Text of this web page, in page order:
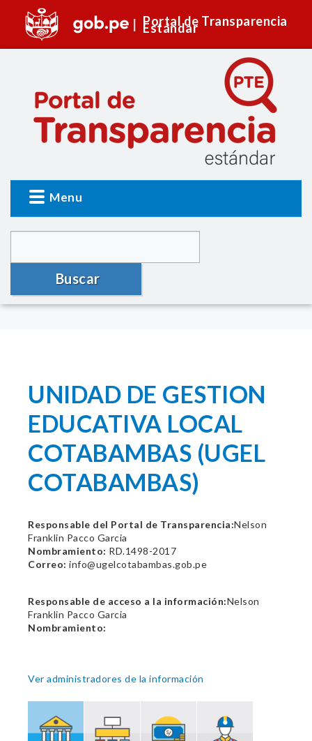
Portal de Transparencia
Estándar
Menu
Buscar
UNIDAD DE GESTION
EDUCATIVA LOCAL
COTABAMBAS (UGEL
COTABAMBAS)
Responsable del Portal de Transparencia:Nelson
Franklin Pacco Garcia
Nombramiento: RD.1498-2017
Correo: info@ugelcotabambas.gob.pe
Responsable de acceso a la información:Nelson
Franklin Pacco Garcia
Nombramiento:
Ver administradores de la información